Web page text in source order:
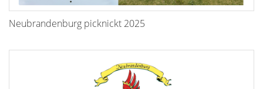
Neubrandenburg picknickt 2025